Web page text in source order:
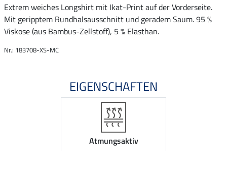
Extrem weiches Longshirt mit Ikat-Print auf der Vorderseite.
Mit geripptem Rundhalsausschnitt und geradem Saum. 95 %
Viskose (aus Bambus-Zellstoff), 5 % Elasthan.
Nr.: 183708-XS-MC
EIGENSCHAFTEN
Atmungsaktiv